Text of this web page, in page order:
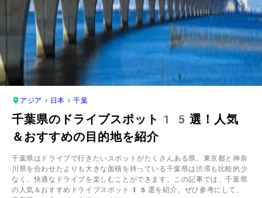
アジア 日本 千葉
千葉県のドライブスポット15選！人気
＆おすすめの目的地を紹介
千葉県はドライブで行きたいスポットがたくさんある県。東京都と神奈
川県を合わせたよりも大きな面積を持っている千葉県は渋滞も比較的少
なく、快適なドライブを楽しむことができます。この記事では、千葉県
の人気＆おすすめドライブスポット15選を紹介。ぜひ参考にして、